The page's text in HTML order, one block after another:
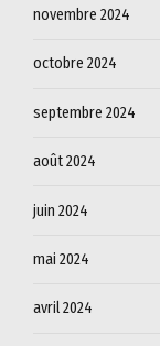
novembre 2024
octobre 2024
septembre 2024
août 2024
juin 2024
mai 2024
avril 2024